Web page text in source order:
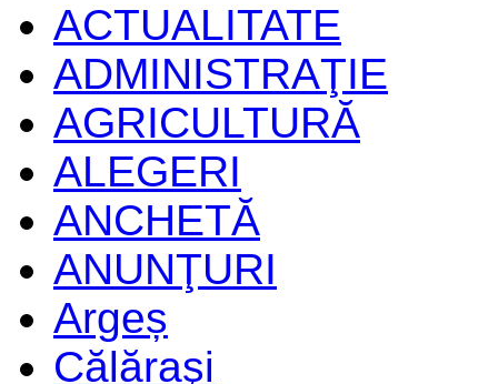
ACTUALITATE
ADMINISTRAŢIE
AGRICULTURĂ
ALEGERI
ANCHETĂ
ANUNŢURI
Argeș
Călăraşi